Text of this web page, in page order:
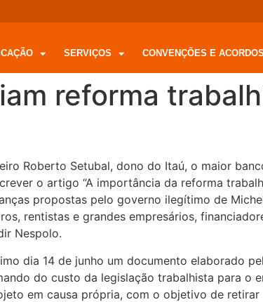
SERVIÇOS CONVENÇÕES E ACORDOS
reforma
Roberto Setubal, dono do Itaú, o maior
o artigo “A importância da reforma
propostas pelo governo ilegítimo de
rentistas e grandes empresários,
Nespolo.
dia 14 de junho um documento elaborado
do custo da legislação trabalhista para o
em causa própria, com o objetivo de